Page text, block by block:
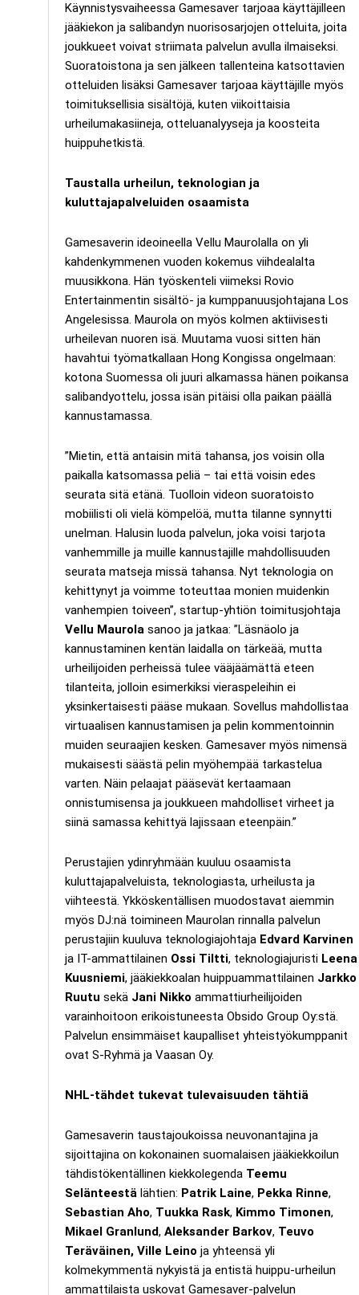
Käynnistysvaiheessa Gamesaver tarjoaa käyttäjilleen
jääkiekon ja salibandyn nuorisosarjojen otteluita, joita
joukkueet voivat striimata palvelun avulla ilmaiseksi.
Suoratoistona ja sen jälkeen tallenteina katsottavien
otteluiden lisäksi Gamesaver tarjoaa käyttäjille myös
toimituksellisia sisältöjä, kuten viikoittaisia
urheilumakasiineja, otteluanalyyseja ja koosteita
huippuhetkistä.
Taustalla urheilun, teknologian ja
kuluttajapalveluiden osaamista
Gamesaverin ideoineella Vellu Maurolalla on yli
kahdenkymmenen vuoden kokemus viihdealalta
muusikkona. Hän työskenteli viimeksi Rovio
Entertainmentin sisältö- ja kumppanuusjohtajana Los
Angelesissa. Maurola on myös kolmen aktiivisesti
urheilevan nuoren isä. Muutama vuosi sitten hän
havahtui työmatkallaan Hong Kongissa ongelmaan:
kotona Suomessa oli juuri alkamassa hänen poikansa
salibandyottelu, jossa isän pitäisi olla paikan päällä
kannustamassa.
”Mietin, että antaisin mitä tahansa, jos voisin olla
paikalla katsomassa peliä – tai että voisin edes
seurata sitä etänä. Tuolloin videon suoratoisto
mobiilisti oli vielä kömpelöä, mutta tilanne synnytti
unelman. Halusin luoda palvelun, joka voisi tarjota
vanhemmille ja muille kannustajille mahdollisuuden
seurata matseja missä tahansa. Nyt teknologia on
kehittynyt ja voimme toteuttaa monien muidenkin
vanhempien toiveen”, startup-yhtiön toimitusjohtaja
Vellu Maurola sanoo ja jatkaa: ”Läsnäolo ja
kannustaminen kentän laidalla on tärkeää, mutta
urheilijoiden perheissä tulee vääjäämättä eteen
tilanteita, jolloin esimerkiksi vieraspeleihin ei
yksinkertaisesti pääse mukaan. Sovellus mahdollistaa
virtuaalisen kannustamisen ja pelin kommentoinnin
muiden seuraajien kesken. Gamesaver myös nimensä
mukaisesti säästä pelin myöhempää tarkastelua
varten. Näin pelaajat pääsevät kertaamaan
onnistumisensa ja joukkueen mahdolliset virheet ja
siinä samassa kehittyä lajissaan eteenpäin.”
Perustajien ydinryhmään kuuluu osaamista
kuluttajapalveluista, teknologiasta, urheilusta ja
viihteestä. Ykköskentällisen muodostavat aiemmin
myös DJ:nä toimineen Maurolan rinnalla palvelun
perustajiin kuuluva teknologiajohtaja Edvard Karvinen
ja IT-ammattilainen Ossi Tiltti, teknologiajuristi Leena
Kuusniemi, jääkiekkoalan huippuammattilainen Jarkko
Ruutu sekä Jani Nikko ammattiurheilijoiden
varainhoitoon erikoistuneesta Obsido Group Oy:stä.
Palvelun ensimmäiset kaupalliset yhteistyökumppanit
ovat S-Ryhmä ja Vaasan Oy.
NHL-tähdet tukevat tulevaisuuden tähtiä
Gamesaverin taustajoukoissa neuvonantajina ja
sijoittajina on kokonainen suomalaisen jääkiekkoilun
tähdistökentällinen kiekkolegenda Teemu
Selänteestä lähtien: Patrik Laine, Pekka Rinne,
Sebastian Aho, Tuukka Rask, Kimmo Timonen,
Mikael Granlund, Aleksander Barkov, Teuvo
Teräväinen, Ville Leino ja yhteensä yli
kolmekymmentä nykyistä ja entistä huippu-urheilun
ammattilaista uskovat Gamesaver-palvelun